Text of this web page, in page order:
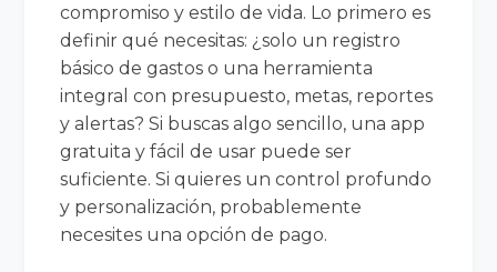
compromiso y estilo de vida. Lo primero es
definir qué necesitas: ¿solo un registro
básico de gastos o una herramienta
integral con presupuesto, metas, reportes
y alertas? Si buscas algo sencillo, una app
gratuita y fácil de usar puede ser
suficiente. Si quieres un control profundo
y personalización, probablemente
necesites una opción de pago.